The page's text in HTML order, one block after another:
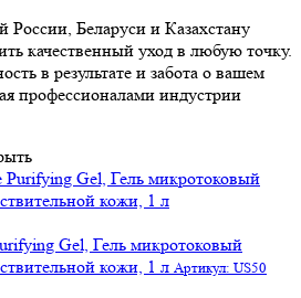
России, Беларуси и Казахстану
качественный уход в любую точку.
в результате и забота о вашем
профессионалами индустрии
Gel, Гель микротоковый
кожи, 1 л Артикул: US50